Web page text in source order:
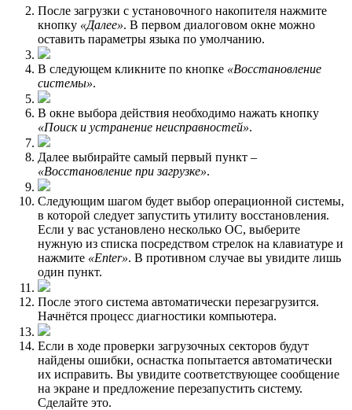
После загрузки с установочного накопителя нажмите
кнопку «Далее». В первом диалоговом окне можно
оставить параметры языка по умолчанию.
В следующем кликните по кнопке «Восстановление
системы».
В окне выбора действия необходимо нажать кнопку
«Поиск и устранение неисправностей».
Далее выбирайте самый первый пункт –
«Восстановление при загрузке».
Следующим шагом будет выбор операционной системы,
в которой следует запустить утилиту восстановления.
Если у вас установлено несколько ОС, выберите
нужную из списка посредством стрелок на клавиатуре и
нажмите «Enter». В противном случае вы увидите лишь
один пункт.
После этого система автоматически перезагрузится.
Начнётся процесс диагностики компьютера.
Если в ходе проверки загрузочных секторов будут
найдены ошибки, оснастка попытается автоматически
их исправить. Вы увидите соответствующее сообщение
на экране и предложение перезапустить систему.
Сделайте это.